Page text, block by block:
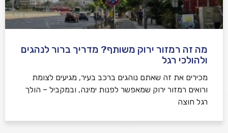
מה זה רמזור ירוק משותף? מדריך ברור לנהגים
ולהולכי רגל
מכירים את זה שאתם נוהגים ברכב בעיר, מגיעים לצומת
ורואים רמזור ירוק שמאפשר לפנות ימינה, ובמקביל – הולך
רגל חוצה